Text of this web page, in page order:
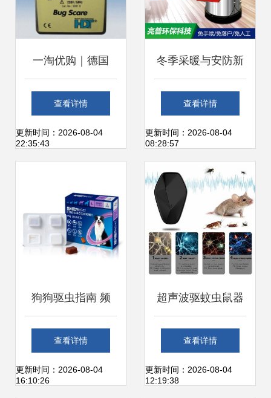
一淘优购｜德国
HDT超声波9001电
子驱蚊驱虫驱鼠
居家安宁
查看详情
更新时间：2026-08-04
22:35:43
冬季采暖与安防新
选择 燃气燃油供暖
设备搭配驱虫驱鼠
器，温暖清净双享
查看详情
更新时间：2026-08-04
08:28:57
狗狗驱虫指南 频
率、体内体外同步
操作与驱鼠器结合
查看详情
更新时间：2026-08-04
16:10:26
超声波驱蚊虫鼠器
在英国的应用与效
果评估
查看详情
更新时间：2026-08-04
12:19:38